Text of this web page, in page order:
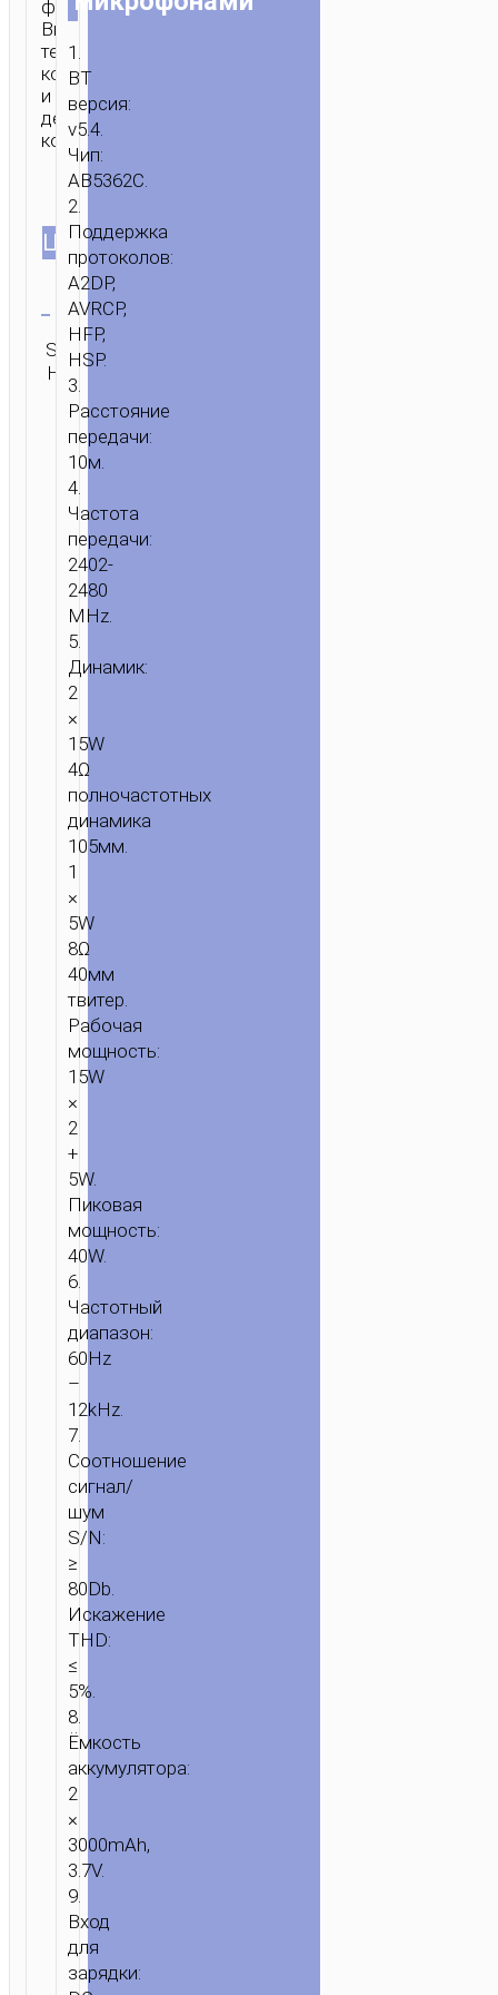
ГЛАВНАЯ /
ДИНАМИКИ
ДИНАМИК
ПОРТАТИВНАЯ
КОЛОНКА
формы.
Винтажная
текстура
кожи
и
деревянный
корпус.
ЦВЕТ
Очистить
SKU:
Н/Д
Категория:
Беспроводные
1.
BT
версия:
v5.4.
Чип:
AB5362C.
2.
Поддержка
протоколов:
A2DP,
AVRCP,
HFP,
HSP.
3.
Расстояние
передачи:
10м.
4.
Частота
передачи:
2402-
2480
MHz.
5.
Динамик:
2
×
15W
4Ω
полночастотных
динамика
105мм.
1
×
5W
8Ω
40мм
твитер.
Рабочая
мощность:
15W
×
2
+
5W.
Пиковая
мощность:
40W.
6.
Частотный
диапазон:
60Hz
–
12kHz.
7.
Соотношение
сигнал/
шум
S/N:
≥
80Db.
Искажение
THD:
≤
5%.
8.
Ёмкость
аккумулятора:
2
×
3000mAh,
3.7V.
9.
Вход
для
зарядки: